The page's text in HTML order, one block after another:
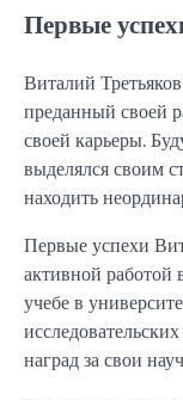
Первые
Виталий
преданный своей
своей карьеры.
выделялся своим
находить
Первые успехи
активной работой
учебе в
наград за свои